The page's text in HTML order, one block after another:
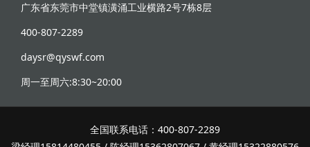
广东省东莞市中堂镇潢涌工业横路2号7栋8层
400-807-2289
daysr@qyswf.com
周一至周六:8:30~20:00
全国联系电话：400-807-2289